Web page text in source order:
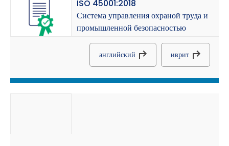
ISO 45001:2018
Система управления охраной труда и
промышленной безопасностью
английский иврит